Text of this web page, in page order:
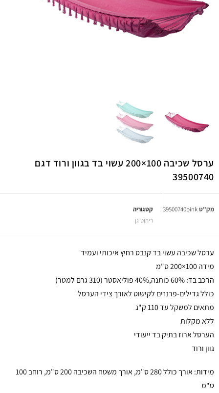
ערסל שכיבה 100×200 עשוי בד בגוון ורוד דגם
39500740
מק"ט39500740pink
קטגוריה
ריהוט גן
ערסל שכיבה עשוי בד קנבס רחיץ איכותי ועמיד
מידה 100×200 ס"מ
הרכב בד: 60% כותנה,40% פוליאסטר (310 גרם למטר)
כולל גדילים-פרנזים לקישוט לאורך צידי הערסל
מתאים למשקל עד 110 ק"ג
ללא מקלות
הערסל ארוז בתיק בד ייעודי
גוון ורוד
מידות: אורך כולל 280 ס"מ, אורך משטח השכיבה 200 ס"מ, רוחב 100
ס"מ